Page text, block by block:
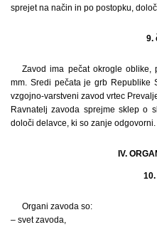
sprejet na način in po postopku,
9.
Zavod ima pečat okrogle
mm. Sredi pečata je grb Republike
vzgojno-varstveni zavod vrtec
Ravnatelj zavoda sprejme sklep o
določi delavce, ki so zanje odgovorni.
IV.
Organi zavoda so:
– svet zavoda,